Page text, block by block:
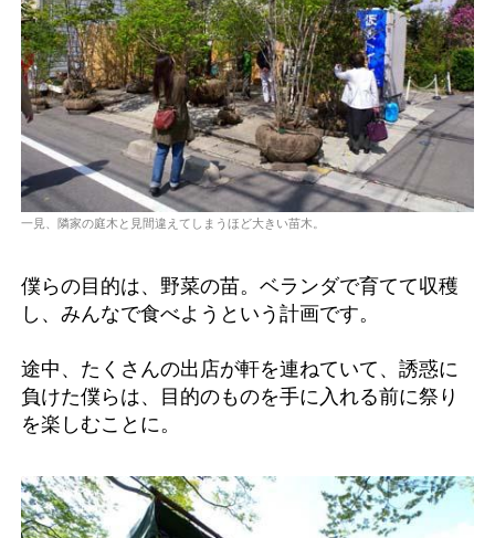
一見、隣家の庭木と見間違えてしまうほど大きい苗木。
僕らの目的は、野菜の苗。ベランダで育てて収穫
し、みんなで食べようという計画です。
途中、たくさんの出店が軒を連ねていて、誘惑に
負けた僕らは、目的のものを手に入れる前に祭り
を楽しむことに。